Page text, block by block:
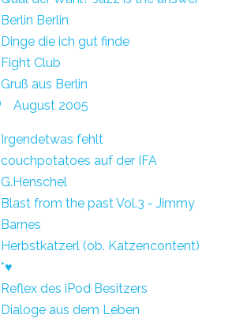
Berlin Berlin
Dinge die ich gut finde
Fight Club
Gruß aus Berlin
August 2005
Irgendetwas fehlt
couchpotatoes auf der IFA
G.Henschel
Blast from the past Vol.3 - Jimmy
Barnes
Herbstkatzerl (ob. Katzencontent)
*♥
Reflex des iPod Besitzers
Dialoge aus dem Leben